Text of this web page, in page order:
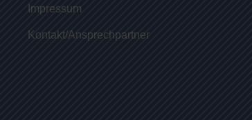
Impressum
Kontakt/Ansprechpartner